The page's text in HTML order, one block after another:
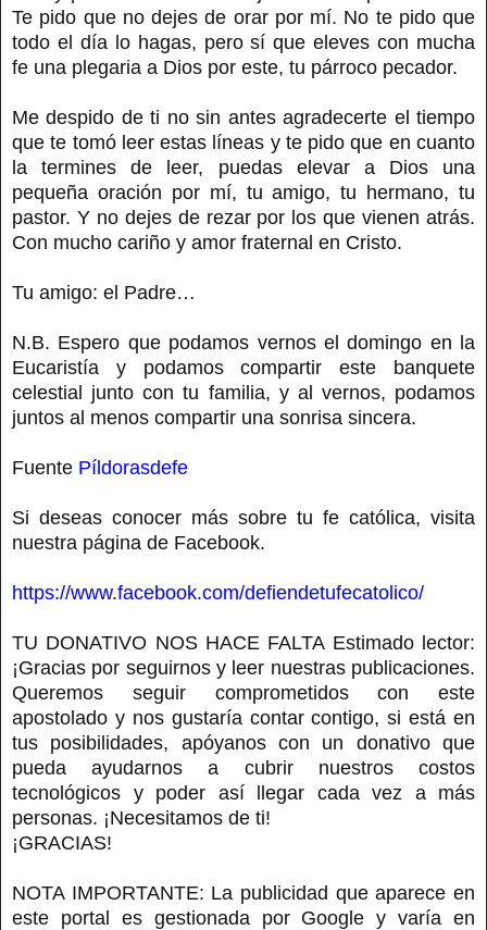
Te pido que no dejes de orar por mí. No te pido que
todo el día lo hagas, pero sí que eleves con mucha
fe una plegaria a Dios por este, tu párroco pecador.
Me despido de ti no sin antes agradecerte el tiempo
que te tomó leer estas líneas y te pido que en cuanto
la termines de leer, puedas elevar a Dios una
pequeña oración por mí, tu amigo, tu hermano, tu
pastor. Y no dejes de rezar por los que vienen atrás.
Con mucho cariño y amor fraternal en Cristo.
Tu amigo: el Padre…
N.B. Espero que podamos vernos el domingo en la
Eucaristía y podamos compartir este banquete
celestial junto con tu familia, y al vernos, podamos
juntos al menos compartir una sonrisa sincera.
Fuente Píldorasdefe
Si deseas conocer más sobre tu fe católica, visita
nuestra página de Facebook.
https://www.facebook.com/defiendetufecatolico/
TU DONATIVO NOS HACE FALTA Estimado lector:
¡Gracias por seguirnos y leer nuestras publicaciones.
Queremos seguir comprometidos con este
apostolado y nos gustaría contar contigo, si está en
tus posibilidades, apóyanos con un donativo que
pueda ayudarnos a cubrir nuestros costos
tecnológicos y poder así llegar cada vez a más
personas. ¡Necesitamos de ti!
¡GRACIAS!
NOTA IMPORTANTE: La publicidad que aparece en
este portal es gestionada por Google y varía en